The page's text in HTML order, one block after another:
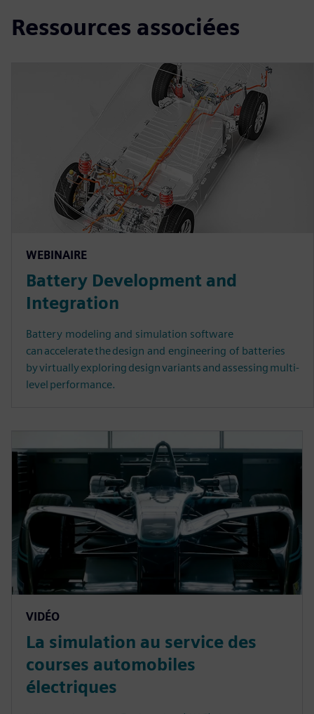
Ressources associées
WEBINAIRE
Battery Development and
Integration
Battery modeling and simulation software
can accelerate the design and engineering of batteries
by virtually exploring design variants and assessing multi-
level performance.
VIDÉO
La simulation au service des
courses automobiles
électriques